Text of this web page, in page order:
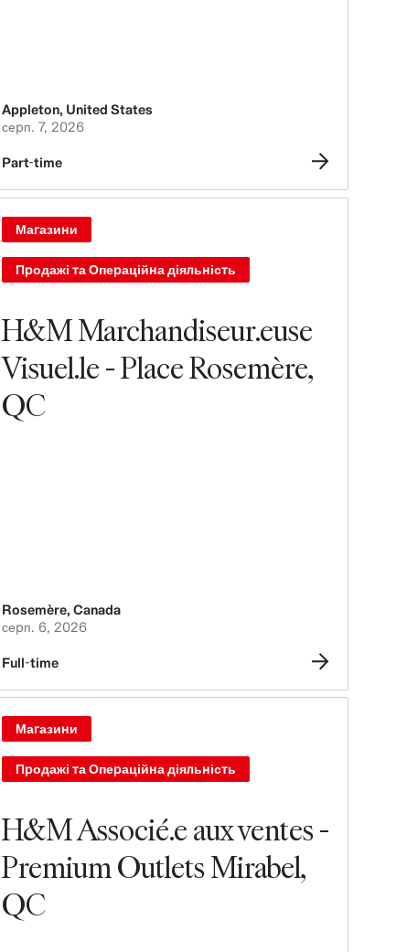
Appleton, United States
серп. 7, 2026
Part-time
H&M Marchandiseur.euse
Visuel.le - Place Rosemère,
QC
Магазини
Продажі та Операційна діяльність
Rosemère, Canada
серп. 6, 2026
Full-time
H&M Associé.e aux ventes -
Premium Outlets Mirabel,
QC
Магазини
Продажі та Операційна діяльність